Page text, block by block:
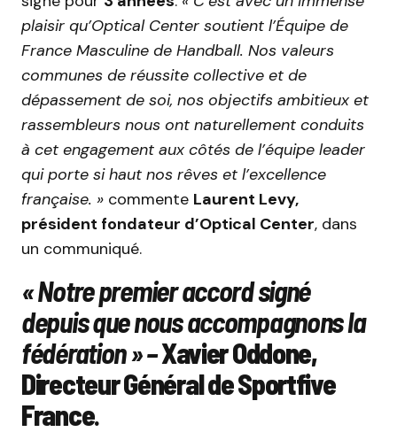
plaisir qu’Optical Center soutient l’Équipe de
France Masculine de Handball. Nos valeurs
communes de réussite collective et de
dépassement de soi, nos objectifs ambitieux et
rassembleurs nous ont naturellement conduits
à cet engagement aux côtés de l’équipe leader
qui porte si haut nos rêves et l’excellence
française. » commente Laurent Levy,
président fondateur d’Optical Center, dans
un communiqué.
« Notre premier accord signé
depuis que nous accompagnons la
fédération » –Xavier Oddone,
Directeur Général de Sportfive
France.